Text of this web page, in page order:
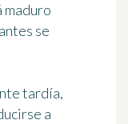
maduro
se
tardía,
a